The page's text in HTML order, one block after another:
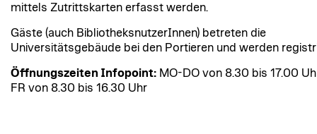
mittels Zutrittskarten erfasst werden.
Gäste (auch BibliotheksnutzerInnen) betreten die
Universitätsgebäude bei den Portieren und werden
Öffnungszeiten Infopoint: MO-DO von 8.30 bis 17.00
FR von 8.30 bis 16.30 Uhr